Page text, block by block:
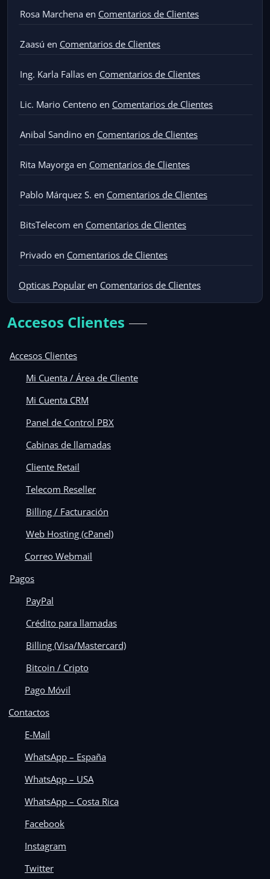
Rosa Marchena en Comentarios de Clientes
Zaasú en Comentarios de Clientes
Ing. Karla Fallas en Comentarios de Clientes
Lic. Mario Centeno en Comentarios de Clientes
Anibal Sandino en Comentarios de Clientes
Rita Mayorga en Comentarios de Clientes
Pablo Márquez S. en Comentarios de Clientes
BitsTelecom en Comentarios de Clientes
Privado en Comentarios de Clientes
Opticas Popular en Comentarios de Clientes
Accesos Clientes
Accesos Clientes
Mi Cuenta / Área de Cliente
Mi Cuenta CRM
Panel de Control PBX
Cabinas de llamadas
Cliente Retail
Telecom Reseller
Billing / Facturación
Web Hosting (cPanel)
Correo Webmail
Pagos
PayPal
Crédito para llamadas
Billing (Visa/Mastercard)
Bitcoin / Cripto
Pago Móvil
Contactos
E-Mail
WhatsApp – España
WhatsApp – USA
WhatsApp – Costa Rica
Facebook
Instagram
Twitter